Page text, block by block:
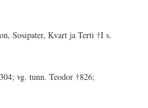
Sosipater, Kvart ja Terti †I s.
vg. tunn. Teodor †826;